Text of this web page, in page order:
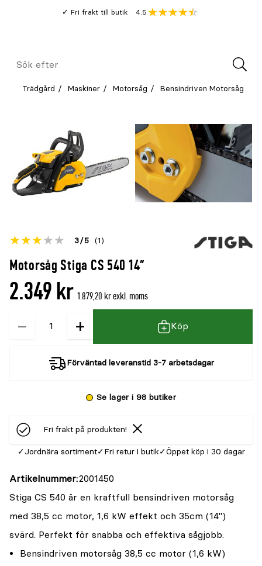
Fri frakt till butik
Genomsnitt
4.5
Meny
Sök
Trädgård Maskiner Motorsåg Bensindriven Motorsåg
Motorsåg Stiga CS 540 14"
Betyget
denna
{0}
3 5 (1)
Öppna
recensioner
2.349 kr 1.879,20 kr exkl. moms
−
Kvantitet + Köp
Förväntad leveranstid 3-7 arbetsdagar
Se lager i 98 butiker
Fri frakt på produkten!
Jordnära sortiment Fri retur i butik Öppet köp i 30 dagar
Artikelnummer 2001450
Stiga CS 540 är en kraftfull bensindriven motorsåg
med 38,5 cc motor, 1,6 kW effekt och 35cm (14")
svärd. Perfekt för snabba och effektiva sågjobb.
Bensindriven motorsåg 38,5 cc motor (1,6 kW)